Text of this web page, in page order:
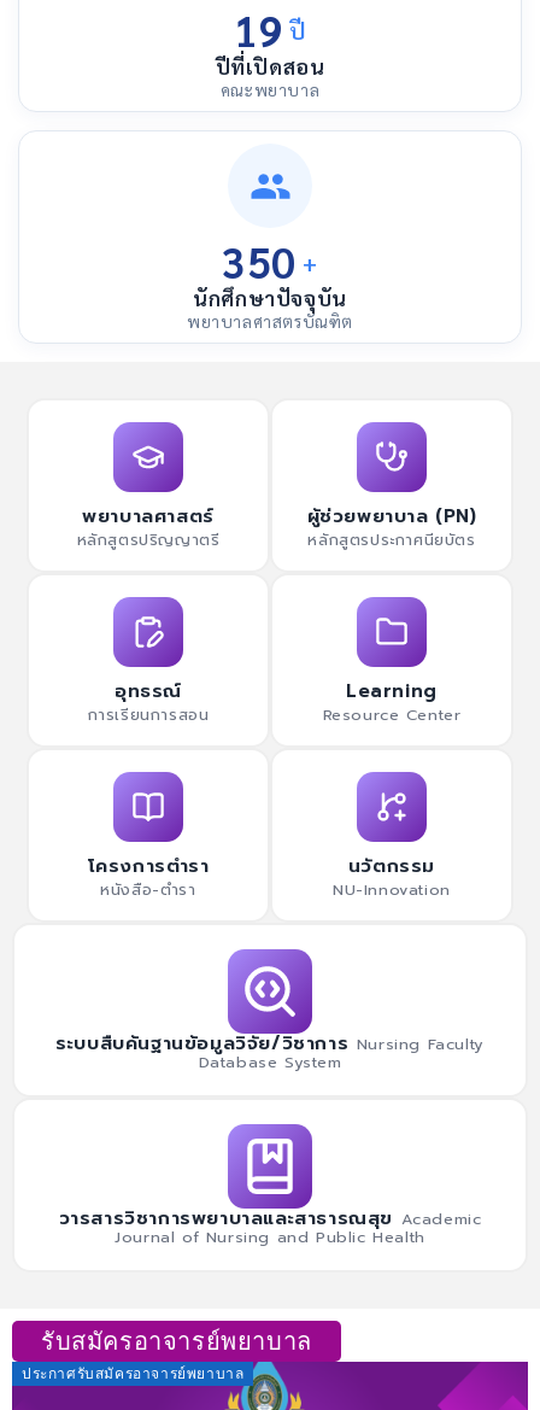
19 ปี
ปีที่เปิดสอน
คณะพยาบาล
350 +
นักศึกษาปัจจุบัน
พยาบาลศาสตรบัณฑิต
พยาบาลศาสตร์
หลักสูตรปริญญาตรี
ผู้ช่วยพยาบาล (PN)
หลักสูตรประกาศนียบัตร
อุทธรณ์
การเรียนการสอน
Learning
Resource Center
โครงการตำรา
หนังสือ-ตำรา
นวัตกรรม
NU-Innovation
ระบบสืบค้นฐานข้อมูลวิจัย/วิชาการ Nursing Faculty
Database System
วารสารวิชาการพยาบาลและสาธารณสุข Academic
Journal of Nursing and Public Health
รับสมัครอาจารย์พยาบาล
ประกาศรับสมัครอาจารย์พยาบาล